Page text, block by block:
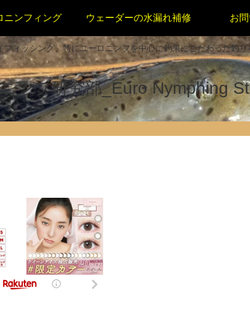
フィッシング、特にユーロニンフを中心に釣果にこだわった釣
ンフ研究部_Euro Nymphing
ニンフィング ウェーダーの水漏れ補修 お